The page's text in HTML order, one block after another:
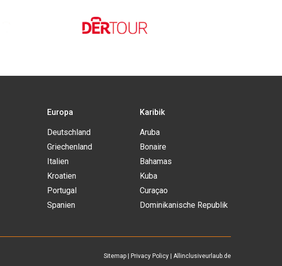
Europa
Deutschland
Griechenland
Italien
Kroatien
Portugal
Spanien
Karibik
Aruba
Bonaire
Bahamas
Kuba
Curaçao
Dominikanische Republik
Sitemap | Privacy Policy | Allinclusiveurlaub.de